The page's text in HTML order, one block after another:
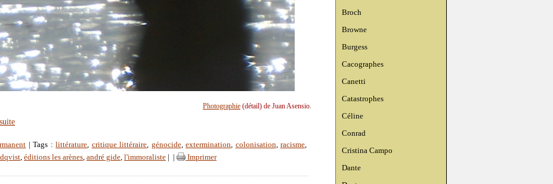
Broch
Browne
Burgess
Cacographes
Canetti
Catastrophes
Céline
Conrad
Cristina Campo
Dante
Photographie(détail) de Juan Asensio.
| Tags :littérature, critique littéraire, génocide,extermination, colonisation, racisme,
, éditions les arènes, andré gide, l'immoraliste Imprimer